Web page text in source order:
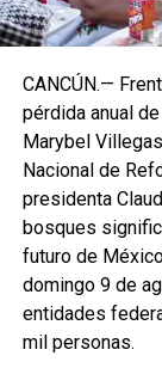
CANCÚN.—
pérdida anual
Marybel
Nacional de
presidenta
bosques
futuro de
domingo 9 de
entidades
mil personas.